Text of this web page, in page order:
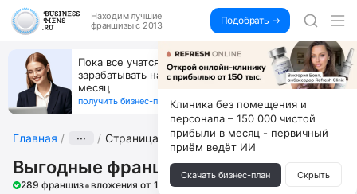
Находим лучшие
франшизы с 2013
Подобрать →
Открой студию, где не колют и не режут,
а делают массаж лица руками и в первый же год
получи 4.5 млн
получить бизнес-план ↓
Главная ··· Страница 7
Выгодные франшизы
289 франшиз•вложения от 15 000 ₽
Клиника без помещения и
персонала – 150 000 чистой
прибыли в месяц - первичный
приём ведёт ИИ
Скачать бизнес-план Скрыть